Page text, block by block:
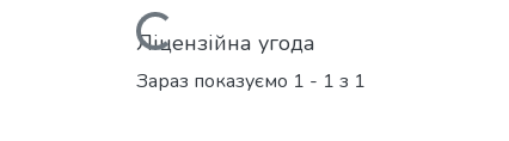
Вантажиться...Ліцензійна угода
Зараз показуємо 1 - 1 з 1